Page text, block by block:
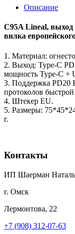
Описание
C95A Lineal, выход
вилка
1. Материал:
2. Выход: Type-C
мощность Type-C +
3. Поддержка PD20
протоколов быстрой
4. Штекер EU.
5. Размеры:
г.
Контакты
ИП Шаерман
г. Омск
Лермонтова, 22
+7 (908) 312-07-63